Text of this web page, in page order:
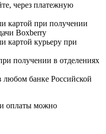
через платежную
картой при получении
Boxberry
картой курьеру при
получении в отделениях
любом банке Российской
оплаты можно